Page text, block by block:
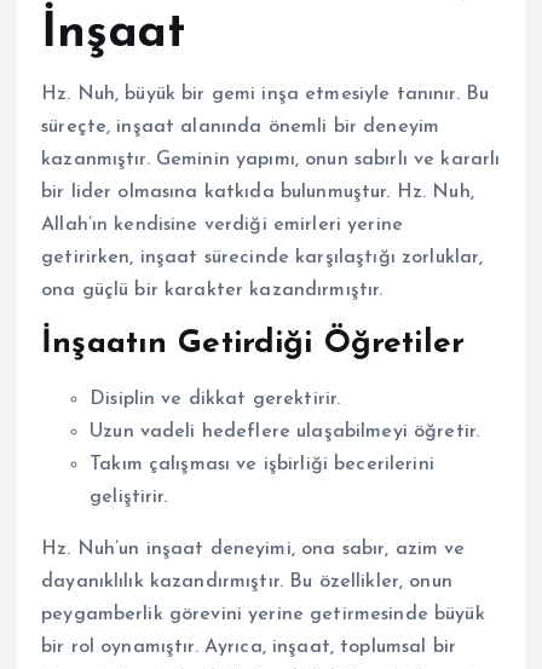
İnşaat
Hz. Nuh, büyük bir gemi inşa etmesiyle tanınır. Bu
süreçte, inşaat alanında önemli bir deneyim
kazanmıştır. Geminin yapımı, onun sabırlı ve kararlı
bir lider olmasına katkıda bulunmuştur. Hz. Nuh,
Allah’ın kendisine verdiği emirleri yerine
getirirken, inşaat sürecinde karşılaştığı zorluklar,
ona güçlü bir karakter kazandırmıştır.
İnşaatın Getirdiği Öğretiler
Disiplin ve dikkat gerektirir.
Uzun vadeli hedeflere ulaşabilmeyi öğretir.
Takım çalışması ve işbirliği becerilerini
geliştirir.
Hz. Nuh’un inşaat deneyimi, ona sabır, azim ve
dayanıklılık kazandırmıştır. Bu özellikler, onun
peygamberlik görevini yerine getirmesinde büyük
bir rol oynamıştır. Ayrıca, inşaat, toplumsal bir